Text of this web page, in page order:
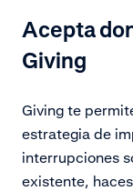
Acepta
Giving
Giving te
estrategia de
interrupciones
existente,